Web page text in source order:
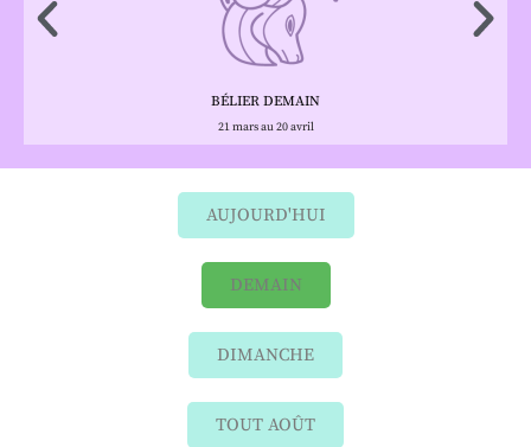
BÉLIER DEMAIN
21 mars au 20 avril
AUJOURD'HUI
DEMAIN
DIMANCHE
TOUT AOÛT